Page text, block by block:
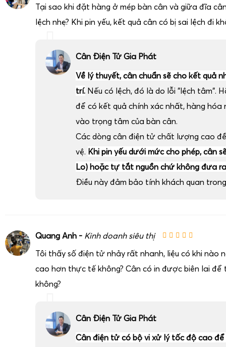
Tại sao khi đặt hàng ở mép bàn cân và giữa đĩa
lệch nhẹ? Khi pin yếu, kết quả cân có bị sai lệch đi
Cân Điện Tử Gia Phát
Về lý thuyết, cân chuẩn sẽ cho kết quả
trí. Nếu có lệch, đó là do lỗi "lệch tâm".
để có kết quả chính xác nhất, hàng
vào trọng tâm của bàn cân.
Các dòng cân điện tử chất lượng cao
vệ. Khi pin yếu dưới mức cho phép, cân
Lo) hoặc tự tắt nguồn chứ không đưa
Điều này đảm bảo tính khách quan
Quang Anh - Kinh doanh siêu thị
Tôi thấy số điện tử nhảy rất nhanh, liệu có khi nào
cao hơn thực tế không? Cân có in được biên lai để
không?
Cân Điện Tử Gia Phát
Cân điện tử có bộ vi xử lý tốc độ cao để